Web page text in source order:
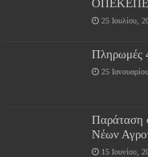
25 Ιουλίου,
25
Παράταση
Νέων
15 Ιουνίου,